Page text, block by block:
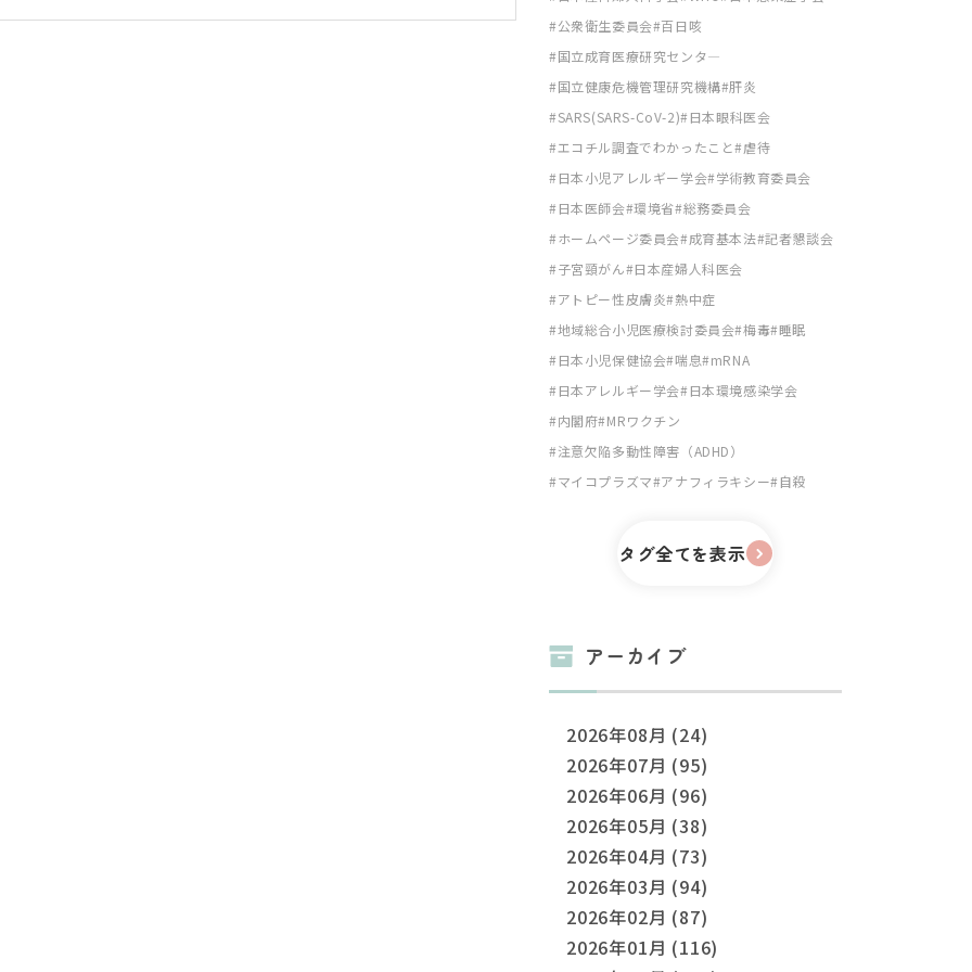
公衆衛生委員会 百日咳
国立成育医療研究センタ―
国立健康危機管理研究機構 肝炎
SARS(SARS-CoV-2) 日本眼科医会
エコチル調査でわかったこと 虐待
日本小児アレルギー学会 学術教育委員会
日本医師会 環境省 総務委員会
ホームページ委員会 成育基本法 記者懇談会
子宮頸がん
日本産婦人科医会
アトピー性皮膚炎 熱中症
地域総合小児医療検討委員会 梅毒 睡眠
日本小児保健協会 喘息 mRNA
日本アレルギー学会 日本環境感染学会
内閣府 MRワクチン
注意欠陥多動性障害（ADHD）
マイコプラズマ アナフィラキシー 自殺
タグ全てを表示
アーカイブ
2026年08月 (24)
2026年07月 (95)
2026年06月 (96)
2026年05月 (38)
2026年04月 (73)
2026年03月 (94)
2026年02月 (87)
2026年01月 (116)